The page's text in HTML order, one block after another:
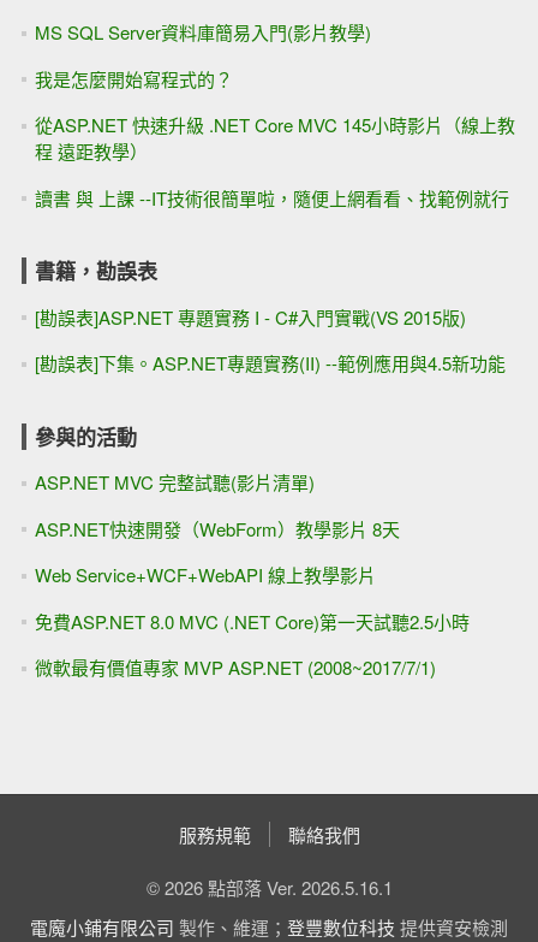
MS SQL Server資料庫簡易入門(影片教學)
我是怎麼開始寫程式的？
從ASP.NET 快速升級 .NET Core MVC 145小時影片（線上教
程 遠距教學）
讀書 與 上課 --IT技術很簡單啦，隨便上網看看、找範例就行
書籍，勘誤表
[勘誤表]ASP.NET 專題實務 I - C#入門實戰(VS 2015版)
[勘誤表]下集。ASP.NET專題實務(II) --範例應用與4.5新功能
參與的活動
ASP.NET MVC 完整試聽(影片清單)
ASP.NET快速開發（WebForm）教學影片 8天
Web Service+WCF+WebAPI 線上教學影片
免費ASP.NET 8.0 MVC (.NET Core)第一天試聽2.5小時
微軟最有價值專家 MVP ASP.NET (2008~2017/7/1)
服務規範 聯絡我們
© 2026 點部落 Ver. 2026.5.16.1
電魔小鋪有限公司 製作、維運； 登豐數位科技 提供資安檢測